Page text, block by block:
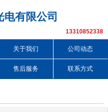
有限公司
13310852338
关于我们 公司动态
售后服务 联系方式